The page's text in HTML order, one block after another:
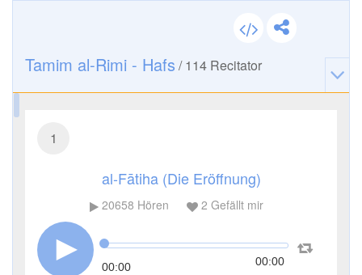
Tamim al-Rimi - Hafs /114 Recitator
1
al-Fātiha (Die Eröffnung)
20658 Hören 2 Gefällt mir
00:00 00:00